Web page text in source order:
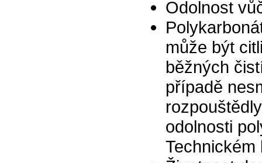
Odolnost
může být
běžných
případě
odolnosti
Technickém